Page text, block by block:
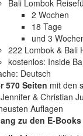
Bali Lombok
2 Wochen
18 Tage
und 3
222 Lombok & Bali
kostenlos: Inside
Deutsch
570 Seiten mit den
& Christian
Auflagen
zu den E-